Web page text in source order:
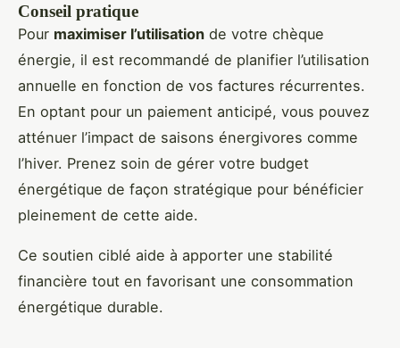
Conseil pratique
Pour maximiser l’utilisation de votre chèque
énergie, il est recommandé de planifier l’utilisation
annuelle en fonction de vos factures récurrentes.
En optant pour un paiement anticipé, vous pouvez
atténuer l’impact de saisons énergivores comme
l’hiver. Prenez soin de gérer votre budget
énergétique de façon stratégique pour bénéficier
pleinement de cette aide.
Ce soutien ciblé aide à apporter une stabilité
financière tout en favorisant une consommation
énergétique durable.